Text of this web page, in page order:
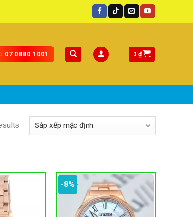
07 0880 1001 0 ₫
-8%